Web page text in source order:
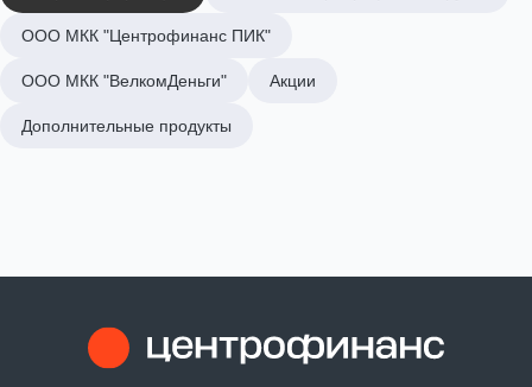
ООО МКК "Центрофинанс ПИК"
ООО МКК "ВелкомДеньги" Акции
Дополнительные продукты
политикой
сайта,
согласие
обработку